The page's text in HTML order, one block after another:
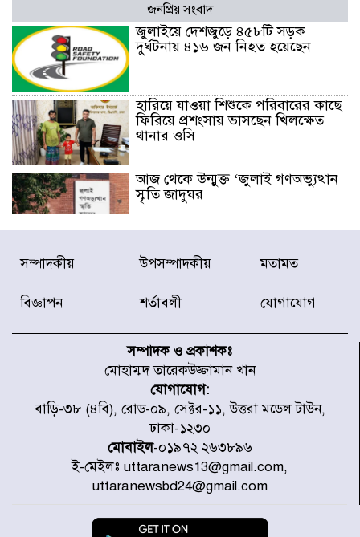
জনপ্রিয় সংবাদ
জুলাইয়ে দেশজুড়ে ৪৫৮টি সড়ক
দুর্ঘটনায় ৪১৬ জন নিহত হয়েছেন
হারিয়ে যাওয়া শিশুকে পরিবারের কাছে
ফিরিয়ে প্রশংসায় ভাসছেন খিলক্ষেত
থানার ওসি
আজ থেকে উন্মুক্ত ‘জুলাই গণঅভ্যুত্থান
স্মৃতি জাদুঘর
রাজধানীর উত্তরা আঞ্চলিক পাসপোর্ট
অফিসের সামনে দালাল চক্রের ১৩ জন
করেছে র‌্যাব-১
চূড়ান্ত পর্যায়ে : ইরান
প্রত্যেক অপরাধীর বিচার এ দেশেই
হবে, সে যত শক্তিশালীই হোক না কেন,
চট্টগ্রামে জুলাই গণঅভ্যুত্থান দিবসে
প্রতিমন্ত্রী মীর হেলাল
আগামী ৫ দিন বৃষ্টির আভাস
সম্পাদকীয় উপসম্পাদকীয় মতামত
বিজ্ঞাপন শর্তাবলী যোগাযোগ
সম্পাদক ও প্রকাশকঃ
মোহাম্মদ তারেকউজ্জামান খান
যোগাযোগ:
বাড়ি-৩৮ (৪বি), রোড-০৯, সেক্টর-১১, উত্তরা মডেল টাউন,
ঢাকা-১২৩০
মোবাইল-০১৯৭২ ২৬৩৮৯৬
ই-মেইলঃ uttaranews13@gmail.com,
uttaranewsbd24@gmail.com